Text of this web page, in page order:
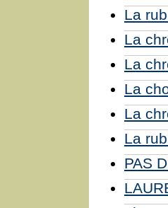
La
La
La
La
La
La
PAS